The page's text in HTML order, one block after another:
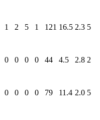
1 2 5 1 121 16.5 2.3 5
0 0 0 0 44 4.5 2.8 2
0 0 0 0 79 11.4 2.0 5